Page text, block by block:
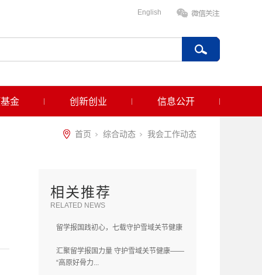
English
金 创新创业 信息公开
首页 综合动态 我会工作动态
相关推荐
RELATED NEWS
留学报国践初心，七载守护雪域关节健康
汇聚留学报国力量 守护雪域关节健康——
“高原好骨力...